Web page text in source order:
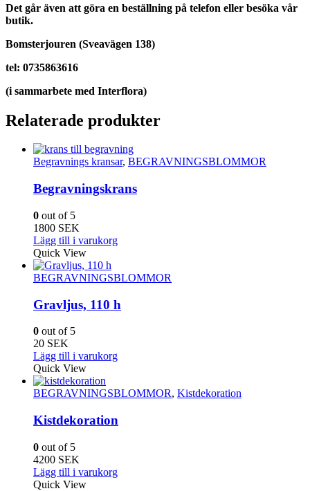
Det går även att göra en beställning på telefon eller besöka vår
butik.
Bomsterjouren (Sveavägen 138)
tel: 0735863616
(i sammarbete med Interflora)
Relaterade produkter
Begravnings kransar, BEGRAVNINGSBLOMMOR
Begravningskrans
0 out of 5
1800 SEK
Lägg till i varukorg
Quick View
BEGRAVNINGSBLOMMOR
Gravljus, 110 h
0 out of 5
20 SEK
Lägg till i varukorg
Quick View
BEGRAVNINGSBLOMMOR, Kistdekoration
Kistdekoration
0 out of 5
4200 SEK
Lägg till i varukorg
Quick View